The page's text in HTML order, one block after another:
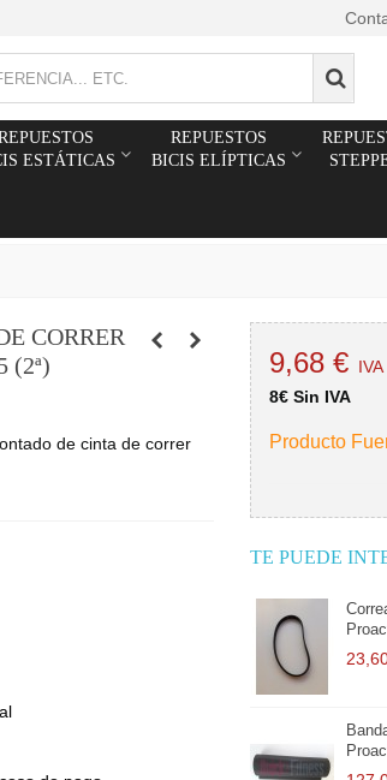
ESTÁTICAS
REPUESTOS
BICIS ELÍPTICAS
CORRER
(2ª)
de cinta de correr
9,68 € IVA
8€ Sin IVA
Producto
TE PUEDE